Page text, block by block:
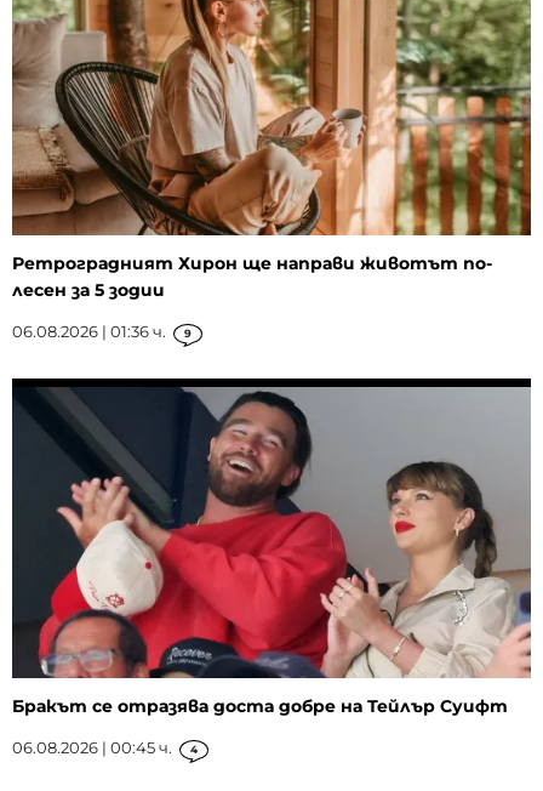
Ретроградният Хирон ще направи животът по-
лесен за 5 зодии
06.08.2026 | 01:36 ч. 9
Бракът се отразява доста добре на Тейлър Суифт
06.08.2026 | 00:45 ч. 4